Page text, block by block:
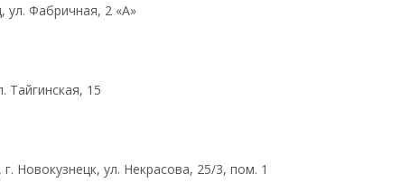
Фабричная, 2 «А»
Тайгинская, 15
Новокузнецк, ул. Некрасова, 25/3, пом. 1